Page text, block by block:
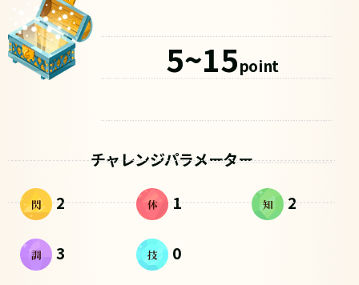
5~15point
チャレンジパラメーター
2
1 2
3 0